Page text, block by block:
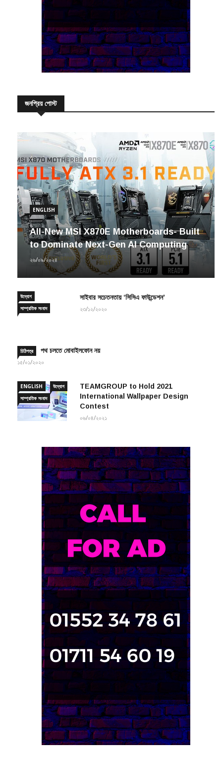
জনপ্রিয় পোস্ট
ENGLISH
All-New MSI X870E Motherboards- Built
to Dominate Next-Gen AI Computing
২৬/০৯/২০২৪
উদ্যোগ
সাম্প্রতিক সংবাদ
সাইবার সচেতনতায় ‘সিসিএ ফাউন্ডেশন’
২৩/১২/২০২০
চিঠিপত্র পথ চলতে মোবাইলফোন নয়
১৫/০১/২০২০
ENGLISH
উদ্যোগ
সাম্প্রতিক সংবাদ
TEAMGROUP to Hold 2021
International Wallpaper Design
Contest
০৬/০৪/২০২১